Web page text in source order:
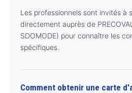
Les professionnels sont invités à
directement auprès de
SDOMODE) pour connaître les
spécifiques.
Comment obtenir une carte